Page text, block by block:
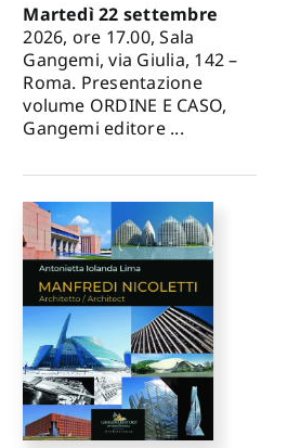
Martedì 22 settembre
2026, ore 17.00, Sala
Gangemi, via Giulia, 142 –
Roma. Presentazione
volume ORDINE E CASO,
Gangemi editore ...